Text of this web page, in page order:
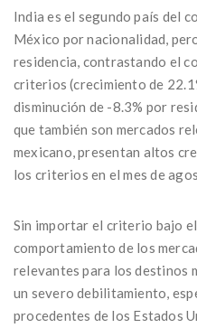
India es el segundo país del
México por nacionalidad,
residencia, contrastando el
criterios (crecimiento de
disminución de -8.3% por
que también son mercados
mexicano, presentan altos
los criterios en el mes de
Sin importar el criterio bajo
comportamiento de los
relevantes para los destinos
un severo debilitamiento,
procedentes de los Estados